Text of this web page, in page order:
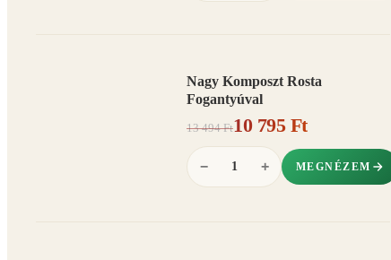
Nagy Komposzt Rosta
Fogantyúval
13 494 Ft10 795 Ft
− + MEGNÉZEM